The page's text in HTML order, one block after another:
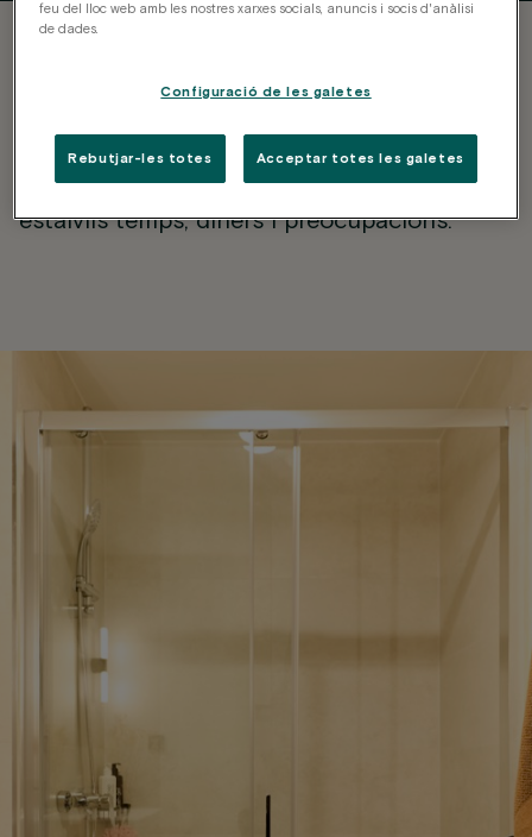
Quan diemtot inclòs
TOT
Ens encarreguem de cada detall perquè
estalviïs temps, diners i preocupacions.
Completament moblat
Climatització
Wifi d'alta velocitat
Prestatgeries i espai
Neteja periòdica
Cuina privada
Llum natural
feu del lloc web amb les nostres xarxes socials, anuncis i socis d'anàlisi
de dades.
Configuració de les galetes
Rebutjar-les totes Acceptar totes les galetes